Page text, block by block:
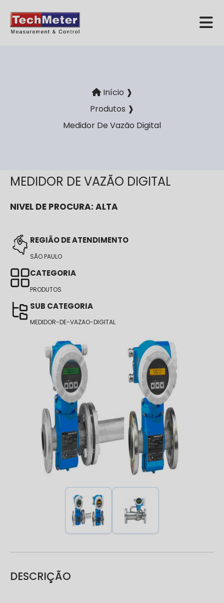
Início ❱
Produtos ❱
Medidor De Vazão Digital
DESCRIÇÃO
MEDIDOR DE VAZÃO DIGITAL
NIVEL DE PROCURA: ALTA
REGIÃO DE ATENDIMENTO
SÃO PAULO
CATEGORIA
PRODUTOS
SUB CATEGORIA
MEDIDOR-DE-VAZAO-DIGITAL